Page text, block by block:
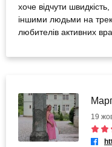
хоче відчути
іншими людьми на трекі. Це чудовий подарунок для
любителів активних
19